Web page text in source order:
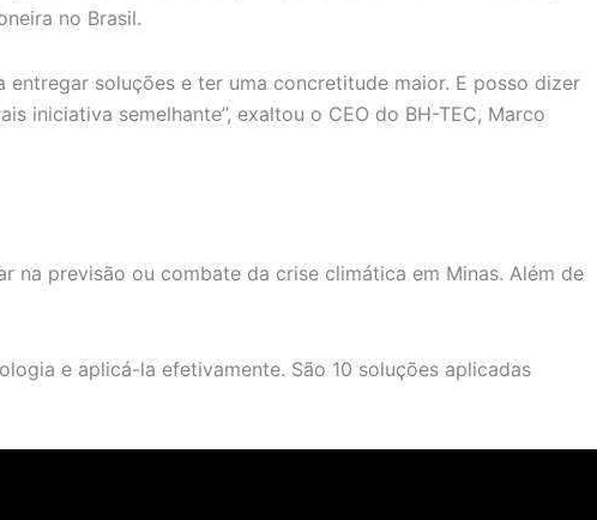
no Brasil.
soluções e ter uma concretitude maior. E posso dizer
iniciativa semelhante”, exaltou o CEO do BH-TEC, Marco
na previsão ou combate da crise climática em Minas. Além de
e aplicá-la efetivamente. São 10 soluções aplicadas